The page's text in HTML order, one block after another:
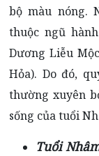
bộ màu nóng.
thuộc ngũ
Dương Liễu
Hỏa). Do đó,
thường xuyên
sống của tuổi
Tuổi